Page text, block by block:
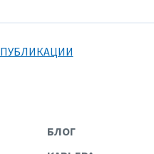
ПУБЛИКАЦИИ
БЛОГ